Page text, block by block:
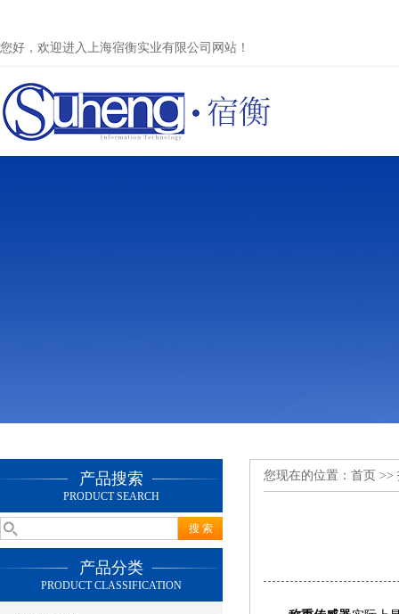
您好，欢迎进入上海宿衡实业有限公司网站！
产品搜索
PRODUCT SEARCH
产品分类
PRODUCT CLASSIFICATION
您现在的位置： 首页 >>